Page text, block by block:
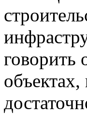
говорить